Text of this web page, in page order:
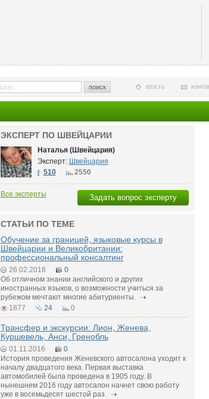
поиск etur.ru
ЭКСПЕРТ ПО ШВЕЙЦАРИИ
Наталья (Швейцария)
Эксперт: Швейцария
510
2550
Задать вопрос эксперту
Все эксперты
СТАТЬИ ПО ТЕМЕ
Обучение за границей, языковые курсы в
Швейцарии и Великобритании:
профессиональный консалтинг
26.02.2018
0
Об отличном знании английского и других
иностранных языков, о возможности учиться за
рубежом мечтают многие абитуриенты.
1877
24 0
Трансфер и экскурсии: Лион, Женева,
Куршевель, Анси, Гренобль
01.11.2016
0
История проведения Женевского автосалона уходит к
началу двадцатого века. Первая выставка
автомобилей была проведена в 1905 году. В
нынешнем 2016 году автосалон начнет свою работу
уже в восемьдесят шестой раз.